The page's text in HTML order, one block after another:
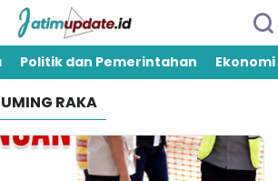
Politik dan Pemerintahan Ekonomi
RAKA